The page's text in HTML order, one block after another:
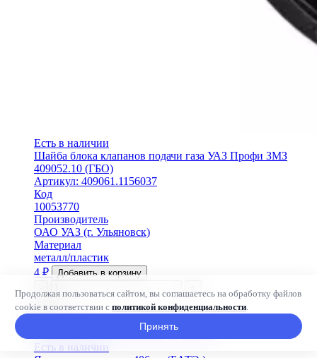
Есть в наличии
Шайба блока клапанов подачи газа УАЗ Профи ЗМЗ
409052.10 (ГБО)
Артикул: 409061.1156037
Код
10053770
Производитель
ОАО УАЗ (г. Ульяновск)
Материал
металл/пластик
4 ₽
Добавить в корзину
Есть в наличии
Продолжая пользоваться сайтом, вы соглашаетесь на обработку файлов
cookie в соответствии с политикой конфиденциальности.
Принять